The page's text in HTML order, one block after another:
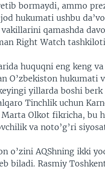
bormaydi, ammo
hukumati ushbu
qamashda
Right Watch
huquqni eng keng
O’zbekiston hukumati
yillarda boshi berk
Tinchlik uchun
Olkot fikricha, bu
va noto’g’ri
o’zini AQShning ikki
biladi. Rasmiy